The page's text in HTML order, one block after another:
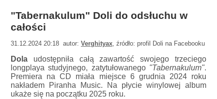
"Tabernakulum" Doli do odsłuchu w
całości
31.12.2024 20:18 autor:Verghityax, źródło: profil Doli na Facebooku
Dola udostępniła całą zawartość swojego trzeciego
longplaya studyjnego, zatytułowanego "Tabernakulum".
Premiera na CD miała miejsce 6 grudnia 2024 roku
nakładem Piranha Music. Na płycie winylowej album
ukaże się na początku 2025 roku.